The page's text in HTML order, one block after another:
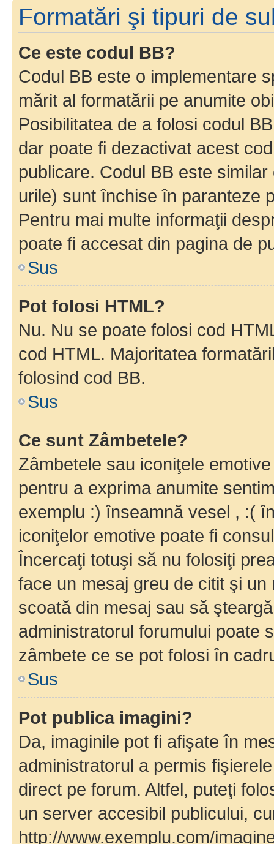
Formatări şi tipuri de
Ce este codul BB?
Codul BB este o implementare
mărit al formatării pe anumite
Posibilitatea de a folosi codul
dar poate fi dezactivat acest
publicare. Codul BB este
urile) sunt închise în paranteze
Pentru mai multe informaţii
poate fi accesat din pagina de
Sus
Pot folosi HTML?
Nu. Nu se poate folosi cod
cod HTML. Majoritatea
folosind cod BB.
Sus
Ce sunt Zâmbetele?
Zâmbetele sau iconiţele
pentru a exprima anumite
exemplu :) înseamnă vesel , :(
iconiţelor emotive poate fi
Încercaţi totuşi să nu folosiţi
face un mesaj greu de citit şi
scoată din mesaj sau să
administratorul forumului poate
zâmbete ce se pot folosi în
Sus
Pot publica imagini?
Da, imaginile pot fi afişate în
administratorul a permis
direct pe forum. Altfel, puteţi
un server accesibil publicului,
http://www.exemplu.com/